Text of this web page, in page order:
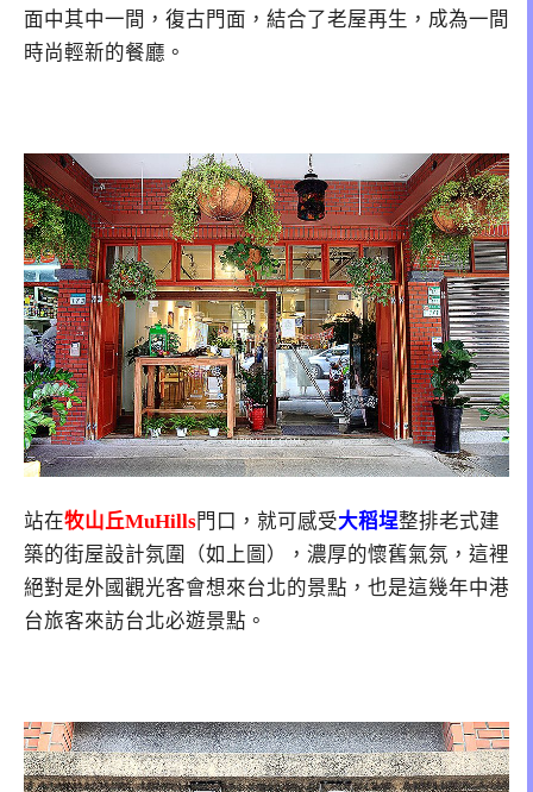
面中其中一間，復古門面，結合了老屋再生，成為一間
時尚輕新的餐廳。
站在牧山丘MuHills門口，就可感受大稻埕整排老式建
築的街屋設計氛圍（如上圖），濃厚的懷舊氣氛，這裡
絕對是外國觀光客會想來台北的景點，也是這幾年中港
台旅客來訪台北必遊景點。